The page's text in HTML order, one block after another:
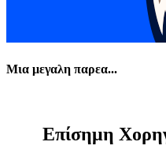
Μια μεγαλη παρεα...
Eπίσημη